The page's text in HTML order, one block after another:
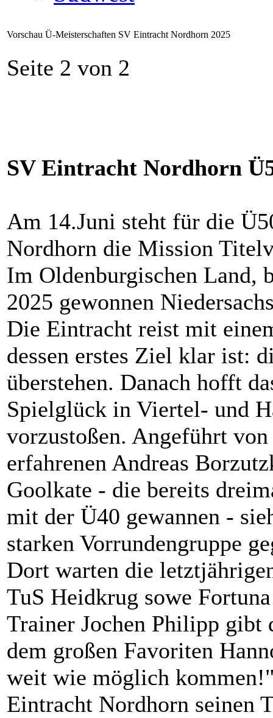
Vorschau Ü-Meisterschaften SV Eintracht Nordhorn 2025
Seite 2 von 2
SV Eintracht Nordhorn
Am 14.Juni steht für die
Nordhorn die Mission
Im Oldenburgischen Land,
2025 gewonnen
Die Eintracht reist mit
dessen erstes Ziel klar ist:
überstehen. Danach hofft
Spielglück in Viertel- und
vorzustoßen. Angeführt
erfahrenen Andreas
Goolkate - die bereits
mit der Ü40 gewannen -
starken Vorrundengruppe
Dort warten die
TuS Heidkrug sowe
Trainer Jochen Philipp
dem großen Favoriten
weit wie möglich
Eintracht Nordhorn seinen